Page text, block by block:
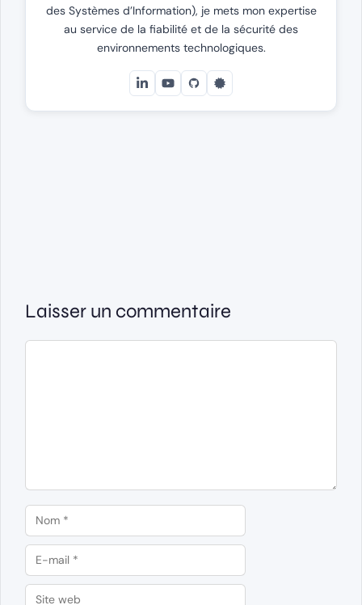
des Systèmes d’Information), je mets mon expertise
au service de la fiabilité et de la sécurité des
environnements technologiques.
Laisser un commentaire
Nom
E-
mail
Site